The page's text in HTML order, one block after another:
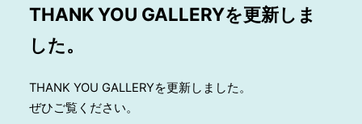
THANK YOU GALLERYを更新しま
した。
THANK YOU GALLERYを更新しました。
ぜひご覧ください。